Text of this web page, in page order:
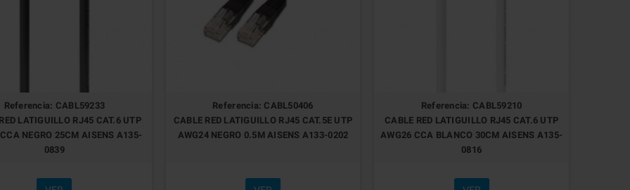
Referencia: CABL59233
LATIGUILLO RJ45 CAT.6 UTP
NEGRO 25CM AISENS A135-
0839
Referencia: CABL50406
CABLE RED LATIGUILLO RJ45 CAT.5E UTP
AWG24 NEGRO 0.5M AISENS A133-0202
Referencia: CABL59210
CABLE RED LATIGUILLO RJ45 CAT.6 UTP
AWG26 CCA BLANCO 30CM AISENS A135-
0816